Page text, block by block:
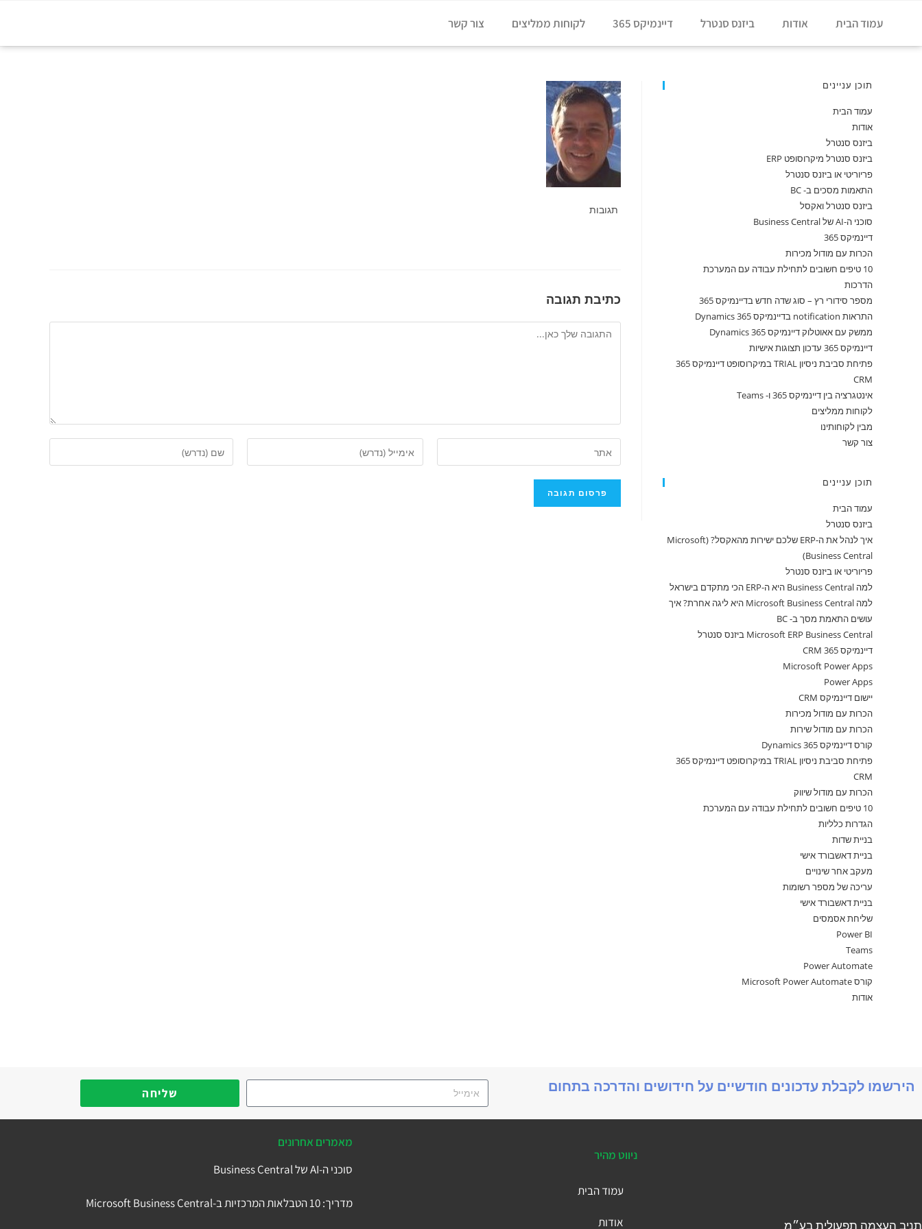
עמוד הבית אודות ביזנס סנטרל דיינמיקס 365 לקוחות ממליצים צור קשר
תגובות
כתיבת תגובה
תוכן עניינים
עמוד הבית
אודות
ביזנס סנטרל
ביזנס סנטרל מיקרוסופט ERP
פריוריטי או ביזנס סנטרל
התאמות מסכים ב- BC
ביזנס סנטרל ואקסל
סוכני ה-AI של Business Central
דיינמיקס 365
הכרות עם מודול מכירות
10 טיפים חשובים לתחילת עבודה עם המערכת
הדרכות
מספר סידורי רץ – סוג שדה חדש בדיינמיקס 365
התראות notification בדיינמיקס 365 Dynamics
ממשק עם אאוטלוק דיינמיקס 365 Dynamics
דיינמיקס 365 עדכון תצוגות אישיות
פתיחת סביבת ניסיון TRIAL במיקרוסופט דיינמיקס 365
CRM
אינטגרציה בין דיינמיקס 365 ו- Teams
לקוחות ממליצים
מבין לקוחותינו
צור קשר
תוכן עניינים
עמוד הבית
ביזנס סנטרל
איך לנהל את ה-ERP שלכם ישירות מהאקסל? (Microsoft
Business Central)
פריוריטי או ביזנס סנטרל
למה Business Central היא ה-ERP הכי מתקדם בישראל
למה Microsoft Business Central היא ליגה אחרת? איך
עושים התאמת מסך ב- BC
Microsoft ERP Business Central ביזנס סנטרל
דיינמיקס 365 CRM
Microsoft Power Apps
Power Apps
יישום דיינמיקס CRM
הכרות עם מודול מכירות
הכרות עם מודול שירות
קורס דיינמיקס 365 Dynamics
פתיחת סביבת ניסיון TRIAL במיקרוסופט דיינמיקס 365
CRM
הכרות עם מודול שיווק
10 טיפים חשובים לתחילת עבודה עם המערכת
הגדרות כלליות
בניית שדות
בניית דאשבורד אישי
מעקב אחר שינויים
עריכה של מספר רשומות
בניית דאשבורד אישי
שליחת אסמסים
Power BI
Teams
Power Automate
קורס Microsoft Power Automate
אודות
הירשמו לקבלת עדכונים חודשיים על חידושים והדרכה בתחום שליחה
תניב העצמה תפעולית בע״מ
ניווט מהיר
עמוד הבית
אודות
מאמרים אחרונים
סוכני ה-AI של Business Central
מדריך: 10 הטבלאות המרכזיות ב-Microsoft Business Central